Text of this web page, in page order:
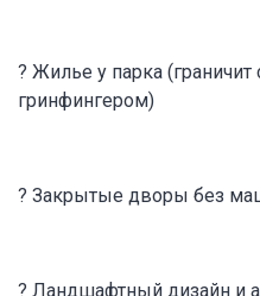
? Жилье у парка
гринфингером)
? Закрытые дворы без
? Ландшафтный дизайн и